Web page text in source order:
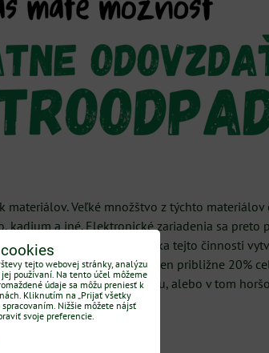
Veľké množštvo z týchto
kadium a iné. Elektronické zariadenia sa preto
alebo znova použijú. Vďaka tejto činnosti
štatistík OSN zrecykluje len približne 20%
končí na skládkach odpadu, alebo v tom
tejto webovej stránky, analýzu
používaní. Na tento účel môžeme
údaje sa môžu preniesť k
Kliknutím na „Prijať všetky
Nižšie môžete nájsť
svoje preferencie.